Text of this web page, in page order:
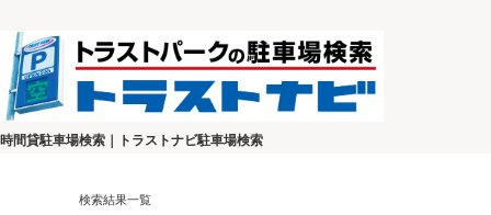
時間貸駐車場検索｜トラストナビ駐車場検索
検索結果一覧